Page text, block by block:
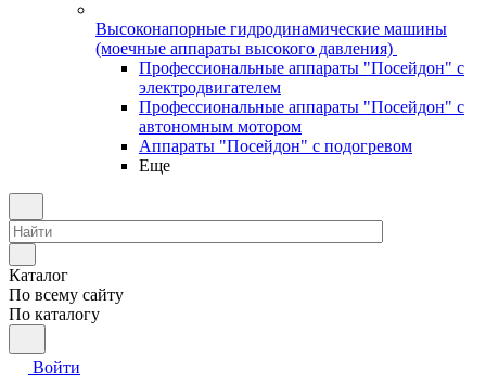
Высоконапорные гидродинамические машины
(моечные аппараты высокого давления)
Профессиональные аппараты "Посейдон" с
электродвигателем
Профессиональные аппараты "Посейдон" с
автономным мотором
Аппараты "Посейдон" с подогревом
Еще
Каталог
По всему сайту
По каталогу
Войти